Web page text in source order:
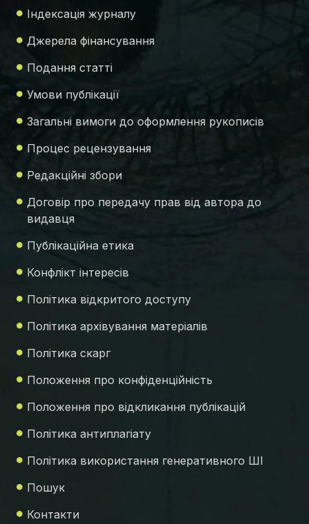
Індексація журналу
Джерела фінансування
Подання статті
Умови публікації
Загальні вимоги до оформлення рукописів
Процес рецензування
Редакційні збори
Договір про передачу прав від автора до
видавця
Публікаційна етика
Конфлікт інтересів
Політика відкритого доступу
Політика архівування матеріалів
Політика скарг
Положення про конфіденційність
Положення про відкликання публікацій
Політика антиплагіату
Політика використання генеративного ШІ
Пошук
Контакти